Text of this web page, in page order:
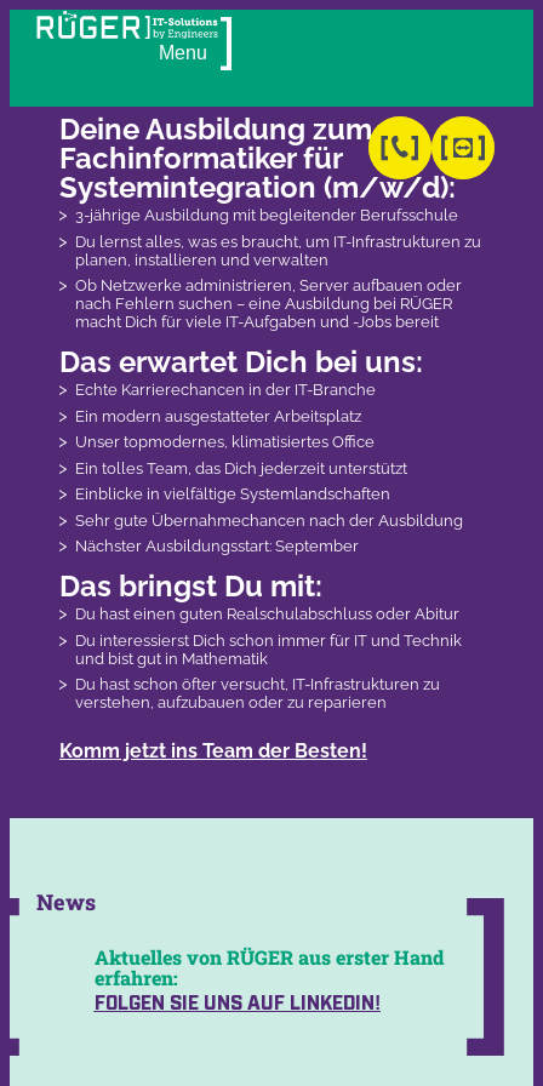
Deine Ausbildung zum
Fachinformatiker für
Systemintegration (m/w/d):
3-jährige Ausbildung mit begleitender Berufsschule
Du lernst alles, was es braucht, um IT-Infrastrukturen zu
planen, installieren und verwalten
Ob Netzwerke administrieren, Server aufbauen oder
nach Fehlern suchen – eine Ausbildung bei RÜGER
macht Dich für viele IT-Aufgaben und -Jobs bereit
Das erwartet Dich bei uns:
Echte Karrierechancen in der IT-Branche
Ein modern ausgestatteter Arbeitsplatz
Unser topmodernes, klimatisiertes Office
Ein tolles Team, das Dich jederzeit unterstützt
Einblicke in vielfältige Systemlandschaften
Sehr gute Übernahmechancen nach der Ausbildung
Nächster Ausbildungsstart: September
Das bringst Du mit:
Du hast einen guten Realschulabschluss oder Abitur
Du interessierst Dich schon immer für IT und Technik
und bist gut in Mathematik
Du hast schon öfter versucht, IT-Infrastrukturen zu
verstehen, aufzubauen oder zu reparieren
Komm jetzt ins Team der Besten!
News
Aktuelles von RÜGER aus erster Hand
erfahren:
FOLGEN SIE UNS AUF LINKEDIN!